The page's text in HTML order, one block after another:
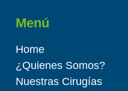
Menú
Home
¿Quienes Somos?
Nuestras Cirugías